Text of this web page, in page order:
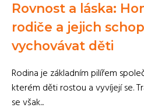
Rovnost a láska:
rodiče a jejich
vychovávat děti
Rodina je základním pilířem
kterém děti rostou a vyvíjejí se.
se však...